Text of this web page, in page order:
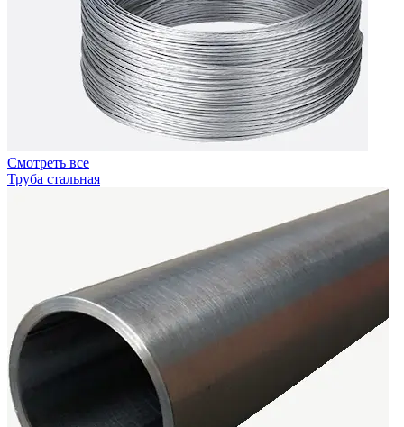
Смотреть все
Труба стальная